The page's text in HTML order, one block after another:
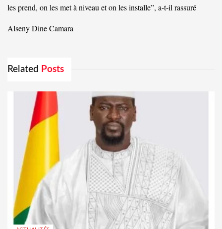
les prend, on les met à niveau et on les installe”, a-t-il rassuré
Alseny Dine Camara
Related Posts